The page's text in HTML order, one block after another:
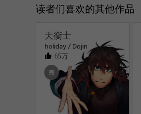
读者们喜欢的其他作品
天衡士
holiday / Dojin
65万